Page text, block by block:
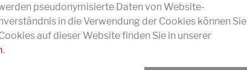
pseudonymisierte Daten von Website-
in die Verwendung der Cookies können Sie
auf dieser Website finden Sie in unserer
.